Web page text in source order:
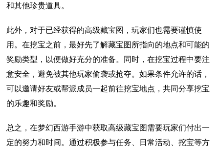
和其他珍贵道具。
此外，对于已经获得的高级藏宝图，玩家们也需要谨慎使
用。在挖宝之前，最好先了解藏宝图所指向的地点和可能的
奖励类型，以便做好充分的准备。同时，在挖宝过程中要注
意安全，避免被其他玩家偷袭或抢夺。如果条件允许的话，
可以邀请好友或帮派成员一起前往挖宝地点，共同分享挖宝
的乐趣和奖励。
总之，在梦幻西游手游中获取高级藏宝图需要玩家们付出一
定的努力和时间。通过积极参与任务、日常活动、挖宝等方